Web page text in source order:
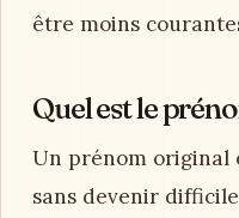
être moins
Quel est le
Un prénom original
sans devenir